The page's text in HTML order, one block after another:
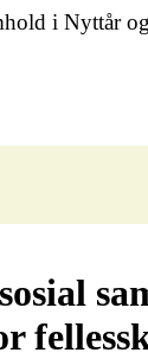
i Nyttår